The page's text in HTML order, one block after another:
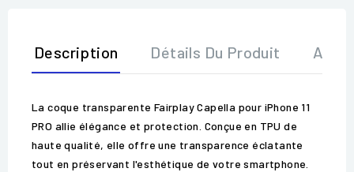
Description Détails Du Produit Avis
La coque transparente Fairplay Capella pour iPhone 11
PRO allie élégance et protection. Conçue en TPU de
haute qualité, elle offre une transparence éclatante
tout en préservant l'esthétique de votre smartphone.